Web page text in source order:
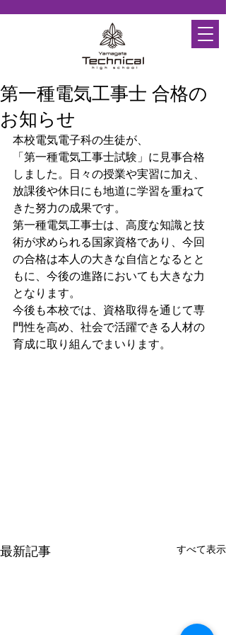
第一種電気工事士 合格の
お知らせ
本校電気電子科の生徒が、
「第一種電気工事士試験」に見事合格
しました。日々の授業や実習に加え、
放課後や休日にも地道に学習を重ねて
きた努力の成果です。
第一種電気工事士は、高度な知識と技
術が求められる国家資格であり、今回
の合格は本人の大きな自信となるとと
もに、今後の進路においても大きな力
となります。
今後も本校では、資格取得を通じて専
門性を高め、社会で活躍できる人材の
育成に取り組んでまいります。
最新記事 すべて表示